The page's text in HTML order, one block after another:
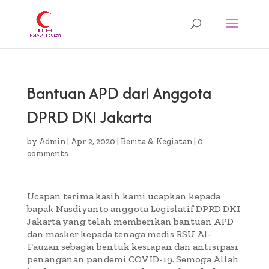
Bantuan APD dari Anggota
DPRD DKI Jakarta
by Admin Apr 2, 2020 Berita & Kegiatan 0
comments
Ucapan terima kasih kami ucapkan kepada
bapak Nasdiyanto anggota Legislatif DPRD DKI
Jakarta yang telah memberikan bantuan APD
dan masker kepada tenaga medis RSU Al-
Fauzan sebagai bentuk kesiapan dan antisipasi
penanganan pandemi COVID-19. Semoga Allah